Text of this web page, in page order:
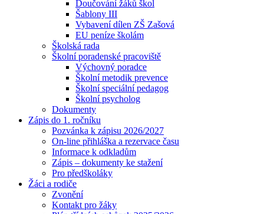
Doučování žáků škol
Šablony III
Vybavení dílen ZŠ Zašová
EU peníze školám
Školská rada
Školní poradenské pracoviště
Výchovný poradce
Školní metodik prevence
Školní speciální pedagog
Školní psycholog
Dokumenty
Zápis do 1. ročníku
Pozvánka k zápisu 2026/2027
On-line přihláška a rezervace času
Informace k odkladům
Zápis – dokumenty ke stažení
Pro předškoláky
Žáci a rodiče
Zvonění
Kontakt pro žáky